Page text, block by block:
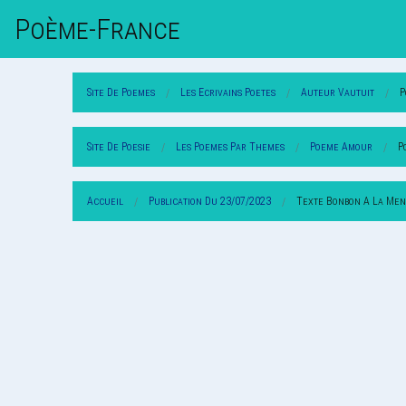
Poème-FrAnce
Site De Poemes Les Ecrivains Poetes Auteur Vautuit
Site De Poesie Les Poemes Par Themes Poeme Amour
Accueil Publication Du 23/07/2023 Texte Bonbon A La